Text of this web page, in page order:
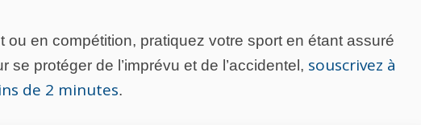
ou en compétition, pratiquez votre sport en étant assuré
protéger de l’imprévu et de l’accidentel, souscrivez à
de 2 minutes.